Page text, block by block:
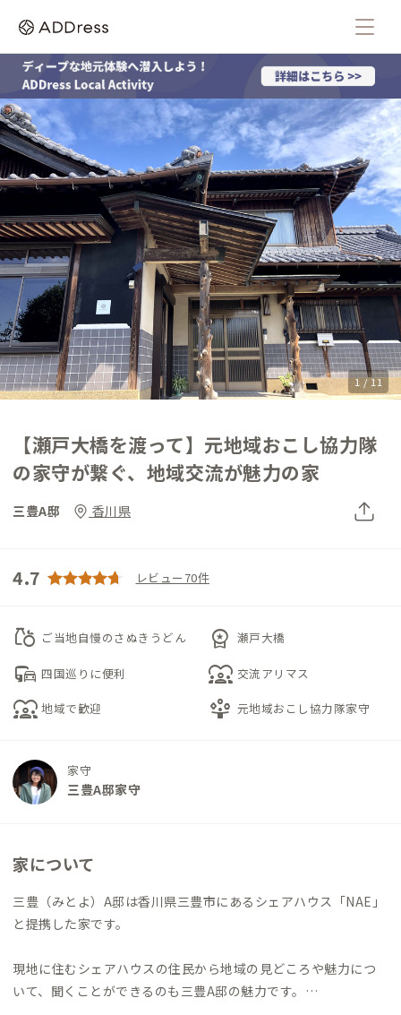
1 / 11
【瀬戸大橋を渡って】元地域おこし協力隊
の家守が繋ぐ、地域交流が魅力の家
三豊A邸 香川県
4.7 レビュー70件
grocery ご当地自慢のさぬきうどん workspace_premium 瀬戸大橋
commute 四国巡りに便利 diversity_1 交流アリマス
diversity_1 地域で歓迎 person_play 元地域おこし協力隊家守
家守
三豊A邸家守
家について
三豊（みとよ）A邸は香川県三豊市にあるシェアハウス「NAE」
と提携した家です。
現地に住むシェアハウスの住民から地域の見どころや魅力につ
いて、聞くことができるのも三豊A邸の魅力です。